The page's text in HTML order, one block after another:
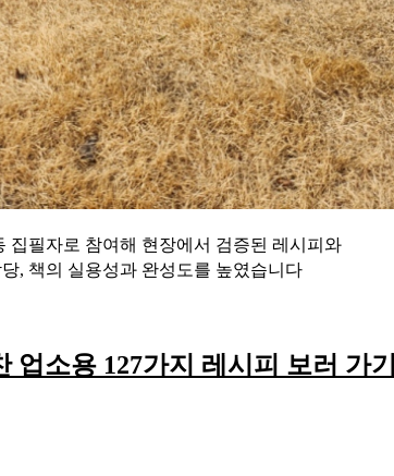
집필자로 참여해 현장에서 검증된 레시피와
, 책의 실용성과 완성도를 높였습니다
업소용 127가지 레시피 보러 가기